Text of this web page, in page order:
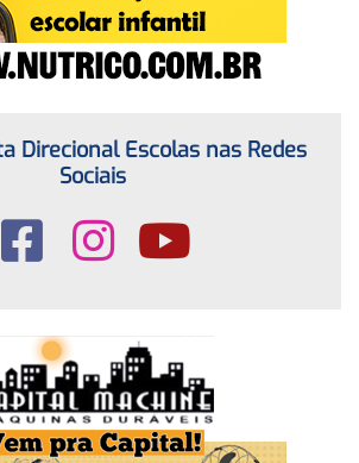
Direcional Escolas nas Redes
Sociais